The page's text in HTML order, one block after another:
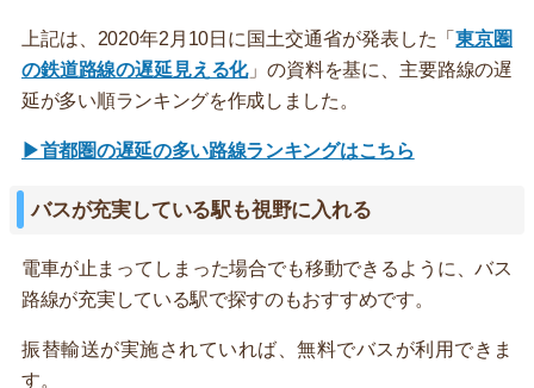
上記は、2020年2月10日に国土交通省が発表した「東京圏
の鉄道路線の遅延見える化」の資料を基に、主要路線の遅
延が多い順ランキングを作成しました。
▶首都圏の遅延の多い路線ランキングはこちら
バスが充実している駅も視野に入れる
電車が止まってしまった場合でも移動できるように、バス
路線が充実している駅で探すのもおすすめです。
振替輸送が実施されていれば、無料でバスが利用できま
す。